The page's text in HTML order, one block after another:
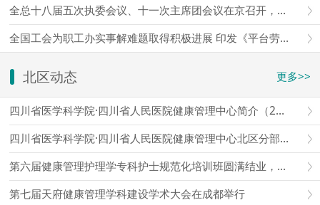
全总十八届五次执委会议、十一次主席团会议在京召开，王东明主持会议并讲话
全国工会为职工办实事解难题取得积极进展 印发《平台劳动规则和算法协商指引（试行）》，线上提供岗位超500万个
北区动态 更多>>
四川省医学科学院·四川省人民医院健康管理中心简介（2026）
四川省医学科学院·四川省人民医院健康管理中心北区分部简介
第六届健康管理护理学专科护士规范化培训班圆满结业，第七届报名通道开启
第七届天府健康管理学科建设学术大会在成都举行